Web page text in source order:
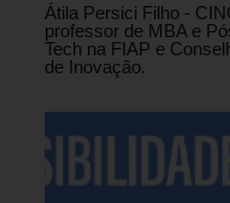
Átila Persici Filho -
professor de MBA e
Tech na FIAP e
de Inovação.